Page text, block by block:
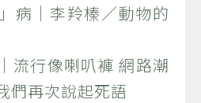
病｜李羚榛／動物的
行像喇叭褲 網路潮
們再次說起死語